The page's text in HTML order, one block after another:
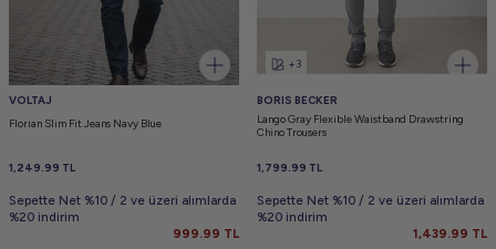
VOLTAJ
Florian Slim Fit Jeans Navy Blue
1,249.99 TL
Sepette Net %10 / 2 ve üzeri alımlarda
%20 indirim
999.99 TL
+3
BORIS BECKER
Lango Gray Flexible Waistband Drawstring
Chino Trousers
1,799.99 TL
Sepette Net %10 / 2 ve üzeri alımlarda
%20 indirim
1,439.99 TL